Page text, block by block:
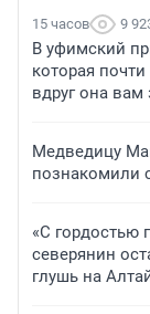
15 часов 9
В уфимский
которая
вдруг она вам
Медведицу
познакомили
«С гордостью
северянин
глушь на